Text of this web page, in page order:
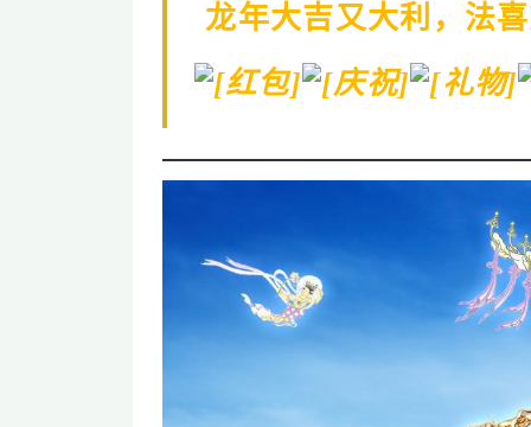
龙年大吉又大利，法